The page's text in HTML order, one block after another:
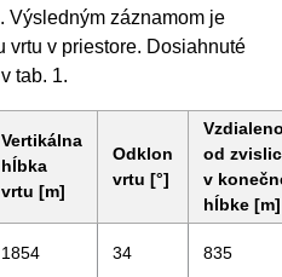
Výsledným záznamom je
vrtu v priestore. Dosiahnuté
tab. 1.
Vertikálna
hĺbka
vrtu [m]
Odklon
vrtu [°]
od
v
hĺbke [m]
1854 34 835